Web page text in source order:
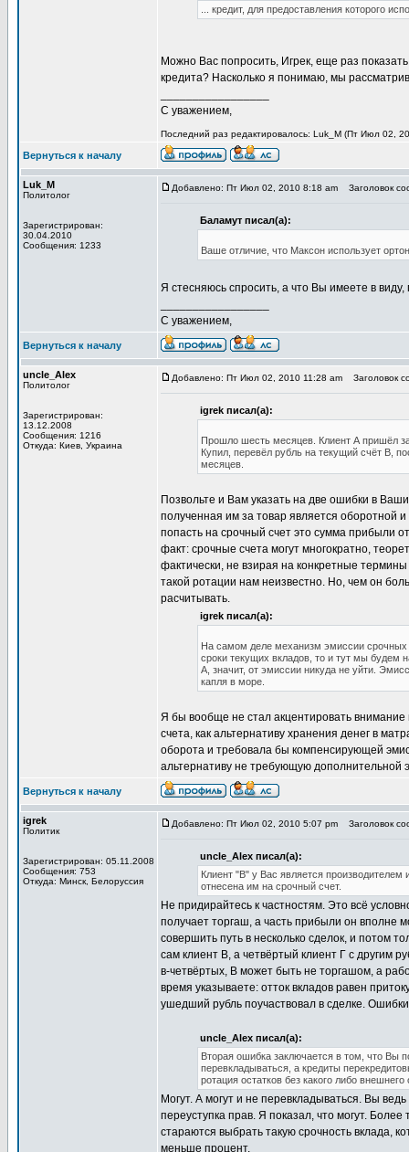
... кредит, для предоставления которого
Можно Вас попросить, Игрек, еще раз
кредита? Насколько я понимаю, мы
С уважением,
Последний раз редактировалось: Luk_M (Пт Июл 02,
Вернуться к началу
Luk_M
Политолог
Зарегистрирован:
30.04.2010
Сообщения: 1233
Добавлено: Пт Июл 02, 2010 8:18 am Заголовок
Баламут писал(а):
Ваше отличие, что Максон использует
Я стесняюсь спросить, а что Вы имеете в
С уважением,
Вернуться к началу
uncle_Alex
Политолог
Зарегистрирован:
13.12.2008
Сообщения: 1216
Откуда: Киев, Украина
Добавлено: Пт Июл 02, 2010 11:28 am Заголовок
igrek писал(а):
Прошло шесть месяцев. Клиент А пришёл
Купил, перевёл рубль на текущий счёт В,
месяцев.
Позвольте и Вам указать на две ошибки в
полученная им за товар является оборотной
попасть на срочный счет это сумма прибыли
факт: срочные счета могут многократно,
фактически, не взирая на конкретные
такой ротации нам неизвестно. Но, чем он
расчитывать.
igrek писал(а):
На самом деле механизм эмиссии срочных
сроки текущих вкладов, то и тут мы будем
А, значит, от эмиссии никуда не уйти.
капля в море.
Я бы вообще не стал акцентировать
счета, как альтернативу хранения денег в
оборота и требовала бы компенсирующей
альтернативу не требующую дополнительной
Вернуться к началу
igrek
Политик
Зарегистрирован: 05.11.2008
Сообщения: 753
Откуда: Минск, Белоруссия
Добавлено: Пт Июл 02, 2010 5:07 pm Заголовок
uncle_Alex писал(а):
Клиент "В" у Вас является
отнесена им на срочный счет.
Не придирайтесь к частностям. Это всё
получает торгаш, а часть прибыли он вполне
совершить путь в несколько сделок, и потом
сам клиент В, а четвёртый клиент Г с другим
в-четвёртых, В может быть не торгашом, а
время указываете: отток вкладов равен
ушедший рубль поучаствовал в сделке.
uncle_Alex писал(а):
Вторая ошибка заключается в том, что Вы
перевкладываться, а кредиты
ротация остатков без какого либо внешнего
Могут. А могут и не перевкладываться. Вы
переуступка прав. Я показал, что могут.
стараются выбрать такую срочность вклада,
меньше процент.